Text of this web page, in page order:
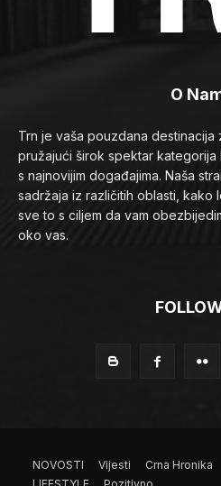
O
Trn je vaša pouzdana destinacija
pružajući širok spektar
s najnovijim događajima. Naša
sadržaja iz različitih oblasti, kako
sve to s ciljem da vam
oko vas.
NOVOSTI Vijesti Crna Hronika